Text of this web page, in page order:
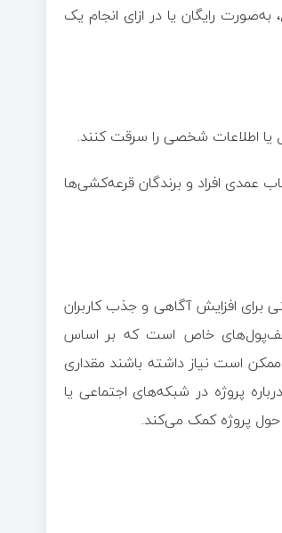
رایگان یا در ازای انجام یک
یا اطلاعات شخصی را سرقت کنند.
عمدی افراد و برندگان قرعه‌کشی‌ها
برای افزایش آگاهی و جذب کاربران
کیف‌پول‌های خاص است که بر اساس
است نیاز داشته باشند مقداری
پروژه در شبکه‌های اجتماعی یا
حول پروژه کمک می‌کند.